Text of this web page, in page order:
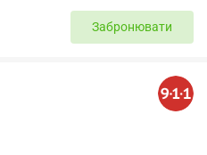
Забронювати